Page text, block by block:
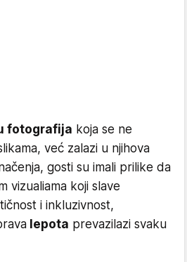
fotografija koja se ne
već zalazi u njihova
gosti su imali prilike da
vizualiama koji slave
i inkluzivnost,
lepota prevazilazi svaku